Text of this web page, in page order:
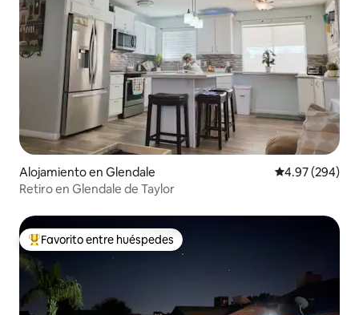
Alojamiento en Glendale Calificación
4.97 (294)
Retiro en Glendale de Taylor
Favorito entre huéspedes preferido
Favorito entre huéspedes